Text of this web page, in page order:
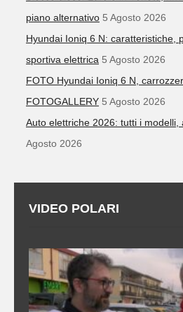
piano alternativo 5 Agosto 2026
Hyundai Ioniq 6 N: caratteristiche,
sportiva elettrica 5 Agosto 2026
FOTO Hyundai Ioniq 6 N,
FOTOGALLERY 5 Agosto 2026
Auto elettriche 2026: tutti i modelli,
Agosto 2026
VIDEO POLARI